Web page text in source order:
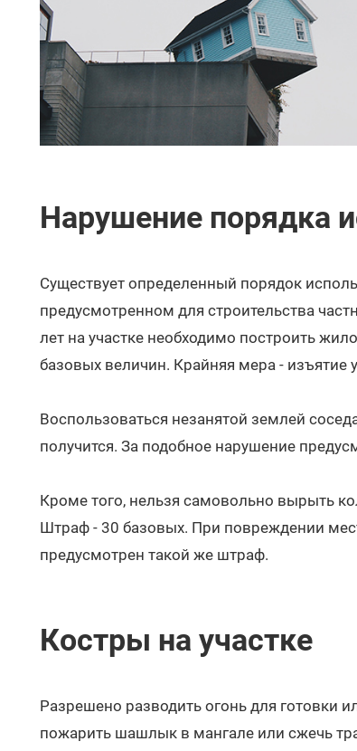
Нарушение порядка
Существует определенный порядок
предусмотренном для строительства
лет на участке необходимо построить
базовых величин. Крайняя мера - изъятие
Воспользоваться незанятой землей
получится. За подобное нарушение
Кроме того, нельзя самовольно вырыть
Штраф - 30 базовых. При повреждении
предусмотрен такой же штраф.
Костры на участке
Разрешено разводить огонь для готовки
пожарить шашлык в мангале или сжечь